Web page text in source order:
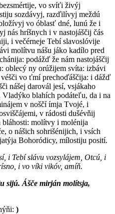
vo svíťi živýj
sozdávyj, razďilívyj meždú
vo óblasť dné, lunú že i
nás hríšnych i v nastojáščij čás
i večérneje Tebí slavoslóvije
molítvu nášu jáko kadílo pred
podážď že nám nastojáščij
oblecý ny orúžijem svíta: izbávi
vo ťmí prechoďáščija: i dážď
nášej darovál jesí, vsjákaho
blahích podáteľu, da i na
v noščí ímja Tvojé, i
v rádosti dušévňij
molítvy i molénija
o nášich sohrišénijich, i vsích
Bohoródicy, mílostiju posití.
i Tebí slávu vozsylájem, Otcú, i
i vo víki vikóv, amíň.
sijú. Ášče mirján molítsja,
)